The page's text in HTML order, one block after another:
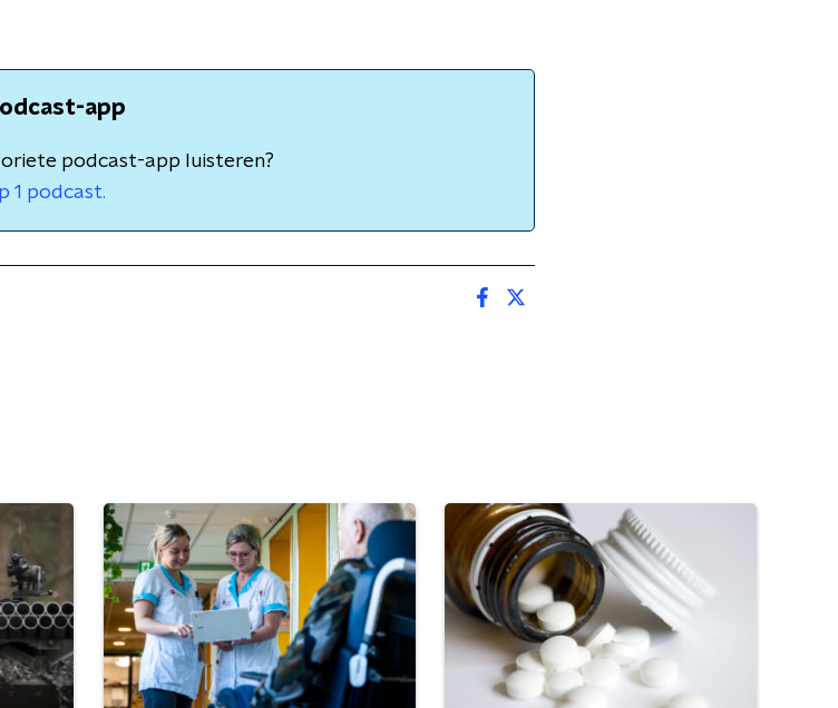
app
podcast-app luisteren?
1 podcast.